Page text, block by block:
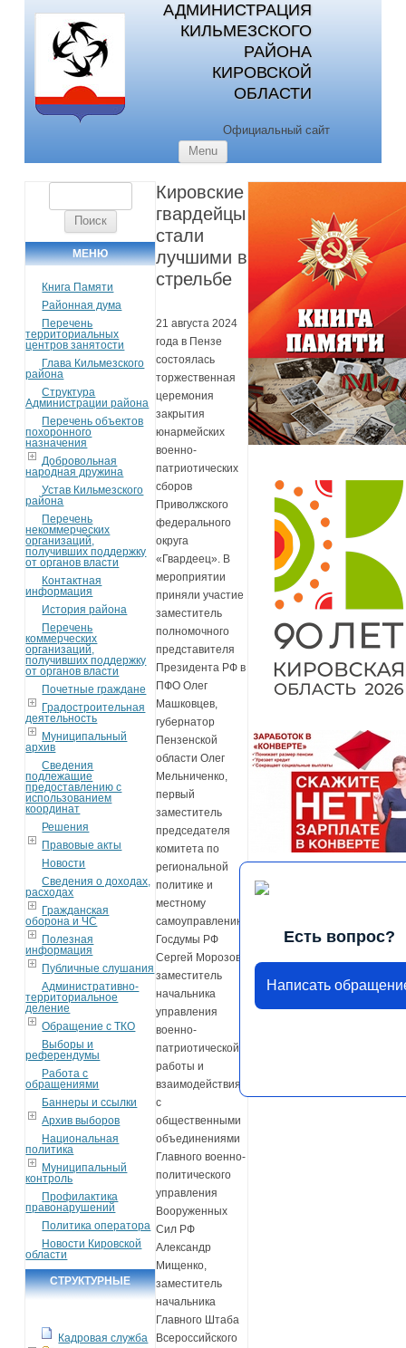
АДМИНИСТРАЦИЯ
КИЛЬМЕЗСКОГО
РАЙОНА
КИРОВСКОЙ
ОБЛАСТИ
Официальный сайт
Menu
МЕНЮ
Книга Памяти
Районная дума
Перечень
территориальных
центров занятости
Глава Кильмезского
района
Структура
Администрации района
Перечень объектов
похоронного
назначения
Добровольная
народная дружина
Устав Кильмезского
района
Перечень
некоммерческих
организаций,
получивших поддержку
от органов власти
Контактная
информация
История района
Перечень
коммерческих
организаций,
получивших поддержку
от органов власти
Почетные граждане
Градостроительная
деятельность
Муниципальный
архив
Сведения
подлежащие
предоставлению с
использованием
координат
Решения
Правовые акты
Новости
Сведения о доходах,
расходах
Гражданская
оборона и ЧС
Полезная
информация
Публичные слушания
Административно-
территориальное
деление
Обращение с ТКО
Выборы и
референдумы
Работа с
обращениями
Баннеры и ссылки
Архив выборов
Национальная
политика
Муниципальный
контроль
Профилактика
правонарушений
Политика оператора
Новости Кировской
области
СТРУКТУРНЫЕ
Кадровая служба
Кировские
гвардейцы
стали
лучшими в
стрельбе
21 августа 2024
года в Пензе
состоялась
торжественная
церемония
закрытия
юнармейских
военно-
патриотических
сборов
Приволжского
федерального
округа
«Гвардеец». В
мероприятии
приняли участие
заместитель
полномочного
представителя
Президента РФ в
ПФО Олег
Машковцев,
губернатор
Пензенской
области Олег
Мельниченко,
первый
заместитель
председателя
комитета по
региональной
политике и
местному
самоуправлению
Госдумы РФ
Сергей Морозов,
заместитель
начальника
управления
военно-
патриотической
работы и
взаимодействия
с
общественными
объединениями
Главного военно-
политического
управления
Вооруженных
Сил РФ
Александр
Мищенко,
заместитель
начальника
Главного Штаба
Всероссийского
Есть вопрос?
Написать